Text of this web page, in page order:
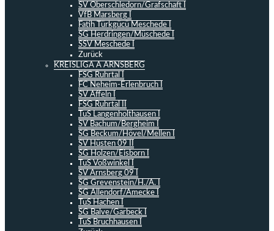
SV Oberschledorn/Grafschaft I
VfB Marsberg I
Fatih Türkgücü Meschede I
SG Herdringen/Müschede I
SSV Meschede I
Zurück
KREISLIGA A ARNSBERG
FSG Ruhrtal I
FC Neheim-Erlenbruch I
SV Affeln I
FSG Ruhrtal II
TuS Langenholthausen I
SV Bachum/Bergheim I
SG Beckum/Hövel/Mellen I
SV Hüsten 09 II
SG Holzen/Eisborn I
TuS Voßwinkel I
SV Arnsberg 09 I
SG Grevenstein/H./A. I
SG Allendorf/Amecke I
TuS Hachen I
SG Balve/Garbeck I
TuS Bruchhausen I